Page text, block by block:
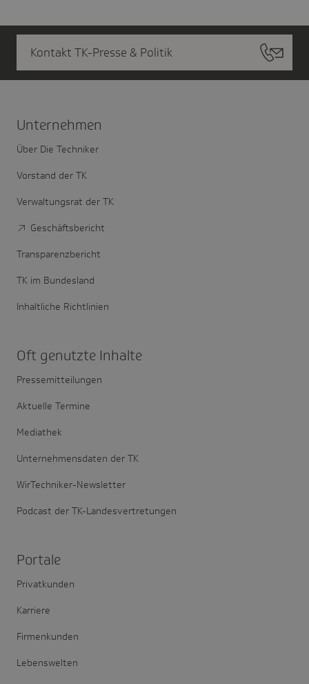
Kontakt TK-Presse & Politik
Unter­nehmen
Über Die Techniker
Vorstand der TK
Verwaltungsrat der TK
Geschäftsbericht
Transparenzbericht
TK im Bundesland
Inhaltliche Richtlinien
Oft genutzte Inhalte
Pressemitteilungen
Aktuelle Termine
Mediathek
Unternehmensdaten der TK
WirTechniker-Newsletter
Podcast der TK-Landesvertretungen
Portale
Privatkunden
Karriere
Firmenkunden
Lebenswelten